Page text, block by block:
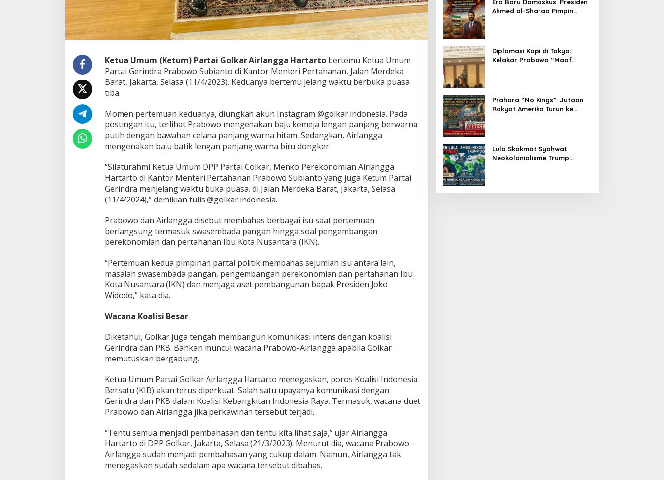
e
r
a
h
H
a
a
B
a
h
a
S
w
a
s
e
b
a
d
a
a
n
g
a
n
Ketua Umum (Ketum) Partai GolkarAirlangga Hartartobertemu Ketua Umum
Partai Gerindra Prabowo Subianto di Kantor Menteri Pertahanan, Jalan Merdeka
Barat, Jakarta, Selasa (11/4/2023). Keduanya bertemu jelang waktu berbuka puasa
tiba.
Momen pertemuan keduanya, diungkah akun Instagram @golkar.indonesia. Pada
postingan itu, terlihat Prabowo mengenakan baju kemeja lengan panjang berwarna
putih dengan bawahan celana panjang warna hitam. Sedangkan, Airlangga
mengenakan baju batik lengan panjang warna biru dongker.
“Silaturahmi Ketua Umum DPP Partai Golkar, Menko Perekonomian Airlangga
Hartarto di Kantor Menteri Pertahanan Prabowo Subianto yang juga Ketum Partai
Gerindra menjelang waktu buka puasa, di Jalan Merdeka Barat, Jakarta, Selasa
(11/4/2024),” demikian tulis @golkar.indonesia.
Prabowo dan Airlangga disebut membahas berbagai isu saat pertemuan
berlangsung termasuk swasembada pangan hingga soal pengembangan
perekonomian dan pertahanan Ibu Kota Nusantara (IKN).
“Pertemuan kedua pimpinan partai politik membahas sejumlah isu antara lain,
masalah swasembada pangan, pengembangan perekonomian dan pertahanan Ibu
Kota Nusantara (IKN) dan menjaga aset pembangunan bapak Presiden Joko
Widodo,” kata dia.
Wacana Koalisi Besar
Diketahui, Golkar juga tengah membangun komunikasi intens dengan koalisi
Gerindra dan PKB. Bahkan muncul wacana Prabowo-Airlangga apabila Golkar
memutuskan bergabung.
Ketua Umum Partai Golkar Airlangga Hartarto menegaskan, poros Koalisi Indonesia
Bersatu (KIB) akan terus diperkuat. Salah satu upayanya komunikasi dengan
Gerindra dan PKB dalam Koalisi Kebangkitan Indonesia Raya. Termasuk, wacana duet
Prabowo dan Airlangga jika perkawinan tersebut terjadi.
“Tentu semua menjadi pembahasan dan tentu kita lihat saja,” ujar Airlangga
Hartarto di DPP Golkar, Jakarta, Selasa (21/3/2023). Menurut dia, wacana Prabowo-
Airlangga sudah menjadi pembahasan yang cukup dalam. Namun, Airlangga tak
menegaskan sudah sedalam apa wacana tersebut dibahas.
Era Baru Damaskus: Presiden
Ahmed al-Sharaa Pimpin
Diplomasi Kopi di Tokyo:
Kelakar Prabowo “Maaf
Prahara “No Kings”: Jutaan
Rakyat Amerika Turun ke
Lula Skakmat Syahwat
Neokolonialisme Trump: